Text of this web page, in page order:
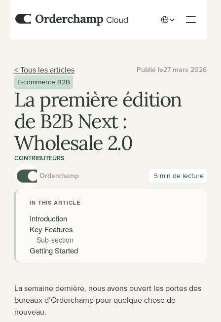
< Tous les articles Publié le27 mars 2026
E-commerce B2B
La première édition
de B2B Next :
Wholesale 2.0
CONTRIBUTEURS
Orderchamp 5 min de lecture
IN THIS ARTICLE
Introduction
Key Features
Sub-section
Getting Started
La semaine dernière, nous avons ouvert les portes des
bureaux d’Orderchamp pour quelque chose de
nouveau.